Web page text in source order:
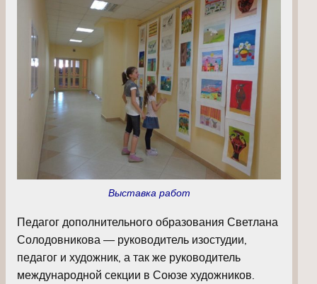
Выставка работ
Педагог дополнительного образования Светлана
Солодовникова — руководитель изостудии,
педагог и художник, а так же руководитель
международной секции в Союзе художников.